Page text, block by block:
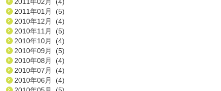
2011年01月 (5)
2010年12月 (4)
2010年11月 (5)
2010年10月 (4)
2010年09月 (5)
2010年08月 (4)
2010年07月 (4)
2010年06月 (4)